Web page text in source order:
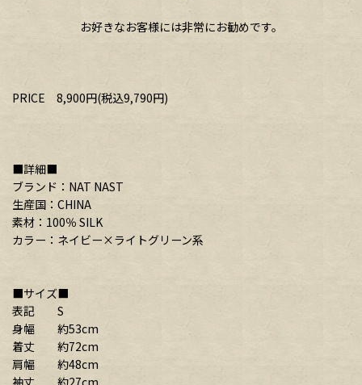
お好きなお客様には非常にお勧めです。
PRICE 8,900円(税込9,790円)
■詳細■
ブランド：NAT NAST
生産国：CHINA
素材：100％ SILK
カラー：ネイビー×ライトグリーン系
■サイズ■
表記 S
身幅 約53cm
着丈 約72cm
肩幅 約48cm
袖丈 約27cm